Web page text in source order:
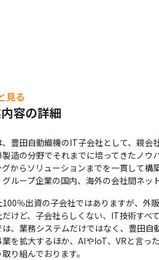
見る
容の詳細
、豊田自動織機のIT子会社として、親会
製造の分野でそれまでに培ってきたノ
からソリューションまでを一貫して構
グループ企業の国内、海外の会社間ネッ
％出資の子会社ではありますが、外
だけど、子会社らしくない、IT技術すべ
、業務システムだけではなく、豊田
業を拡大するほか、AIやIoT、VRと言っ
り組んでおります。